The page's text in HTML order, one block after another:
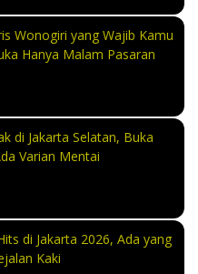
Wonogiri yang Wajib Kamu
Hanya Malam Pasaran
di Jakarta Selatan, Buka
Varian Mentai
di Jakarta 2026, Ada yang
Kaki